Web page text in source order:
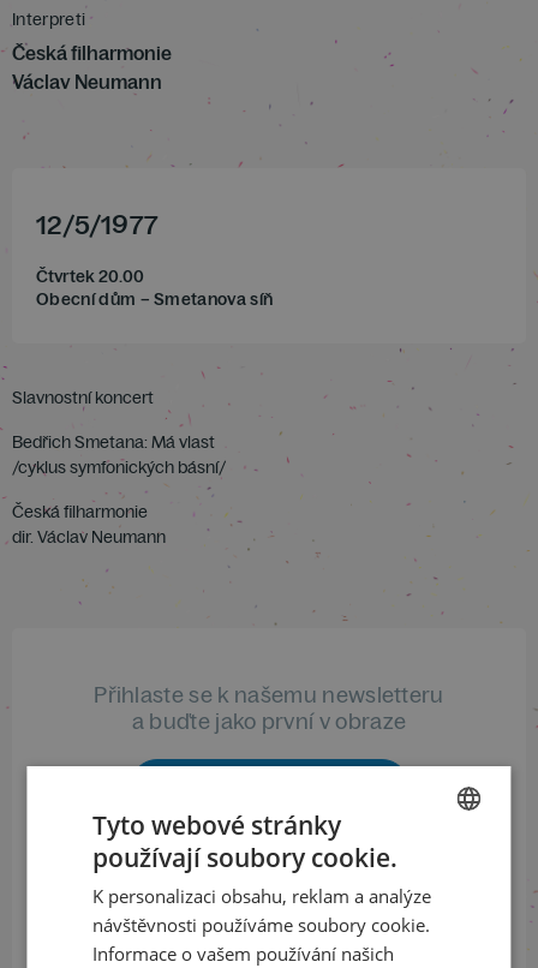
Interpreti
Česká filharmonie
Václav Neumann
12/5/1977
Čtvrtek 20.00
Obecní dům – Smetanova síň
Slavnostní koncert
Bedřich Smetana: Má vlast
/cyklus symfonických básní/
Česká filharmonie
dir. Václav Neumann
Přihlaste se k našemu newsletteru
a buďte jako první v obraze
Sledujte nás na sociálních sítích
LinkedInflickr
ENGLISH
Tyto webové stránky
používají soubory cookie.
K personalizaci obsahu, reklam a analýze
návštěvnosti používáme soubory cookie.
Informace o vašem používání našich